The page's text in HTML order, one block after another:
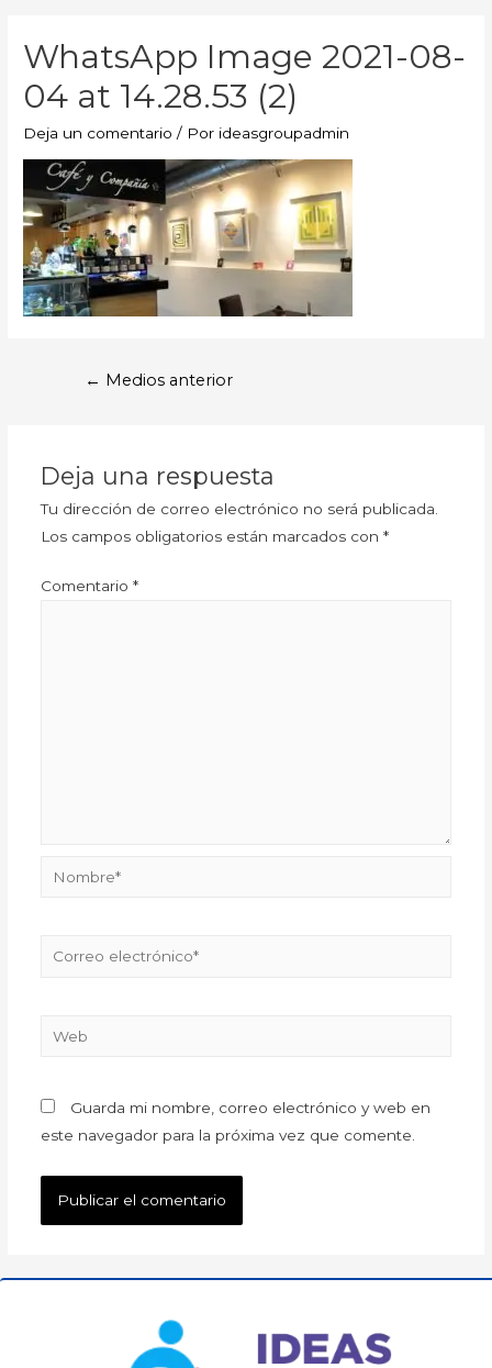
WhatsApp Image 2021-08-
04 at 14.28.53 (2)
Deja un comentario / Por ideasgroupadmin
← Medios anterior
Deja una respuesta
Tu dirección de correo electrónico no será publicada.
Los campos obligatorios están marcados con *
Comentario *
Guarda mi nombre, correo electrónico y web en
este navegador para la próxima vez que comente.